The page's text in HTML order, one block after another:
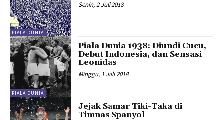
PIALA DUNIA
Senin, 2 Juli 2018
PIALA DUNIA
Piala Dunia 1938: Diundi Cucu,
Debut Indonesia, dan Sensasi
Leonidas
Minggu, 1 Juli 2018
Jejak Samar Tiki-Taka di
Timnas Spanyol